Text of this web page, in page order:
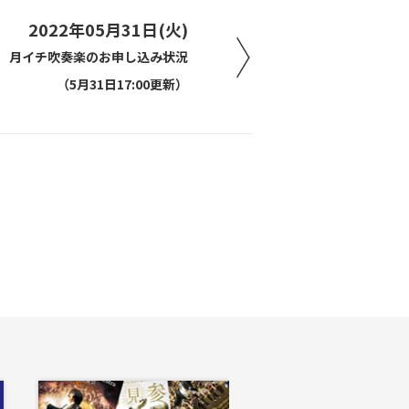
2022年05月31日(火)
月イチ吹奏楽のお申し込み状況
（5月31日17:00更新）